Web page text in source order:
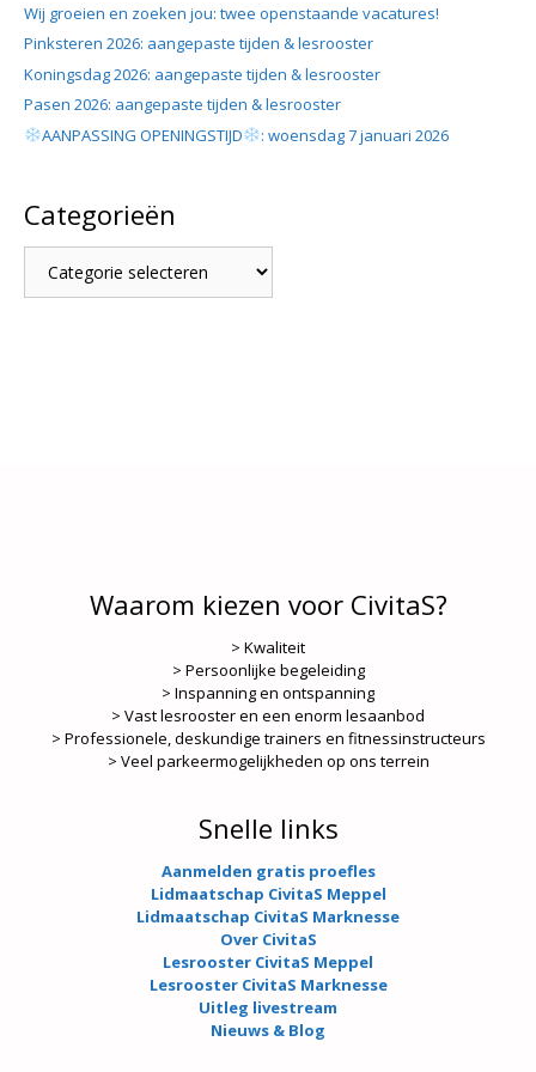
Wij groeien en zoeken jou: twee openstaande vacatures!
Pinksteren 2026: aangepaste tijden & lesrooster
Koningsdag 2026: aangepaste tijden & lesrooster
Pasen 2026: aangepaste tijden & lesrooster
AANPASSING OPENINGSTIJD
: woensdag 7 januari 2026
Categorieën
Waarom kiezen voor CivitaS?
> Kwaliteit
> Persoonlijke begeleiding
> Inspanning en ontspanning
> Vast lesrooster en een enorm lesaanbod
> Professionele, deskundige trainers en fitnessinstructeurs
> Veel parkeermogelijkheden op ons terrein
Snelle links
Aanmelden gratis proefles
Lidmaatschap CivitaS Meppel
Lidmaatschap CivitaS Marknesse
Over CivitaS
Lesrooster CivitaS Meppel
Lesrooster CivitaS Marknesse
Uitleg livestream
Nieuws & Blog